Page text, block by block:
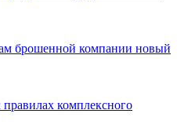
брошенной компании новый
комплексного